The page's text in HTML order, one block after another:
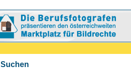
Suchen